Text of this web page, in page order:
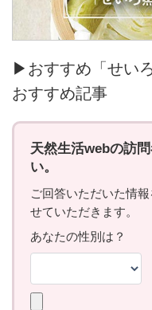
▶おすすめ「せい
おすすめ記事